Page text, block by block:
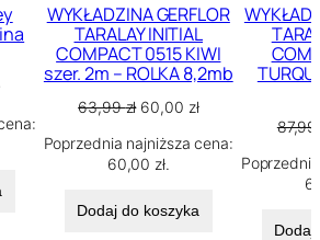
Aktualna
wynosi:
25,99 zł.
WYKŁADZINA GERFLOR
TARALAY INITIAL
COMPACT 0515 KIWI
szer. 2m – ROLKA 8,2mb
63,99zł Pierwotna
wynosiła:
63,99 zł.
60,00 złAktualna
wynosi:
60,00 zł.
Poprzednia najniższa cena:
60,00 zł.
Dodaj do koszyka
Dodaj